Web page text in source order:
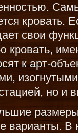
кровать.
свои
кровать,
к арт-
но и
варианты.